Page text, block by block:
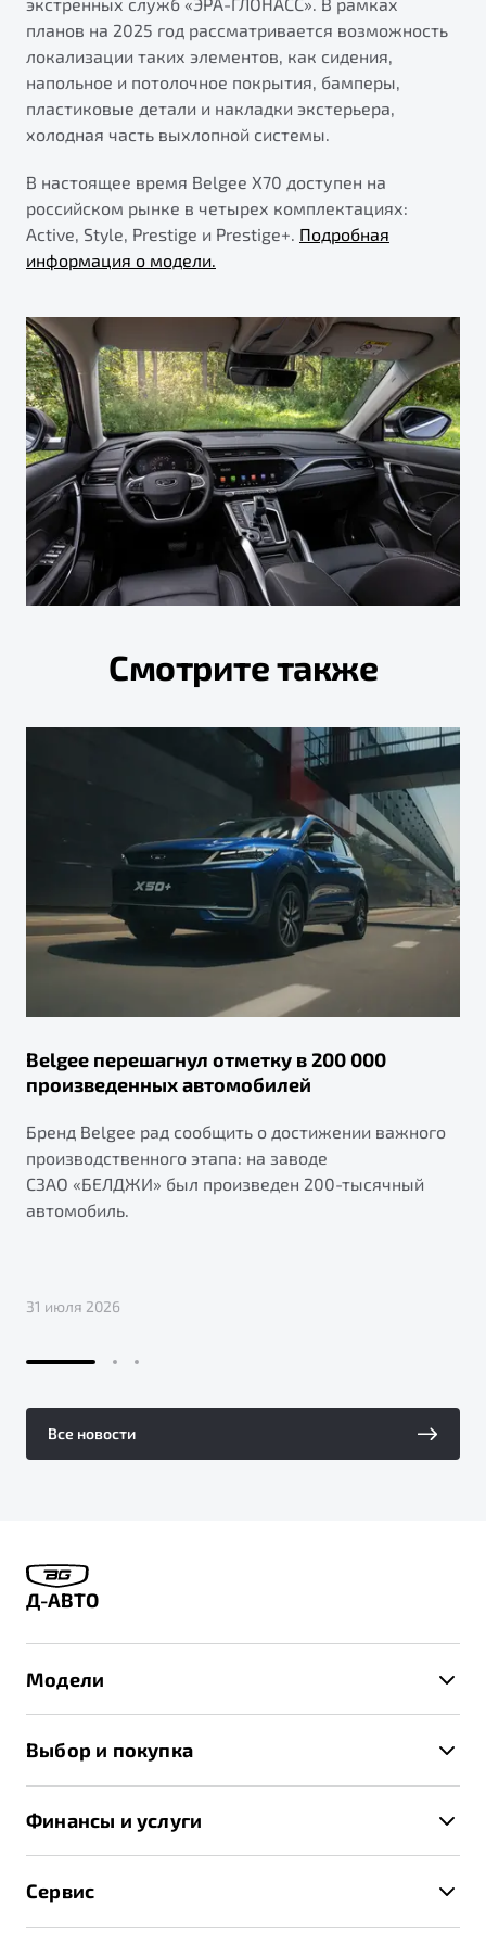
планов на 2025 год рассматривается возможность
локализации таких элементов, как сидения,
напольное и потолочное покрытия, бамперы,
пластиковые детали и накладки экстерьера,
холодная часть выхлопной системы.
В настоящее время Belgee X70 доступен на
российском рынке в четырех комплектациях:
Active, Style, Prestige и Prestige+. Подробная
информация о модели.
Смотрите также
Belgee перешагнул отметку в 200 000
произведенных автомобилей
Бренд Belgee рад сообщить о достижении важного
производственного этапа: на заводе
СЗАО «БЕЛДЖИ» был произведен 200-тысячный
автомобиль.
31 июля 2026
Все новости
Д-АВТО
Модели
X70
Выбор и покупка
Спецпредложения и Акции
Записаться на тест-драйв
Получить предложение
Финансы и услуги
Трейд-ин
Сервис